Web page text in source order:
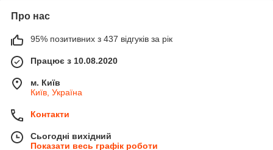
Про нас
95% позитивних з 437 відгуків за рік
Працює з 10.08.2020
м. Київ
Київ, Україна
Контакти
Сьогодні вихідний
Показати весь графік роботи